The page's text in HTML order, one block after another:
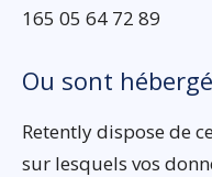
165 05 64 72 89
Ou sont
Retently dispose de
sur lesquels vos